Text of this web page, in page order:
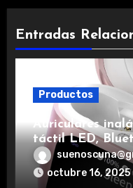
Entradas
Productos
Auriculares
táctil LED,
ruido,
octubre 16, 2025